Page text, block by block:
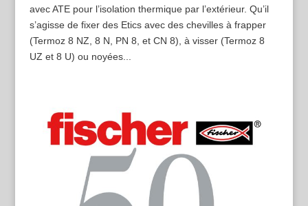
avec ATE pour l’isolation thermique par l’extérieur. Qu’il
s’agisse de fixer des Etics avec des chevilles à frapper
(Termoz 8 NZ, 8 N, PN 8, et CN 8), à visser (Termoz 8
UZ et 8 U) ou noyées...